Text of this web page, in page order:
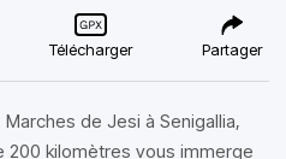
Télécharger Partager
de Jesi à Senigallia,
kilomètres vous immerge